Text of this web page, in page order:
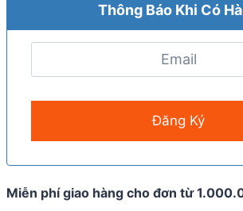
Thông Báo Khi Có
Miễn phí giao hàng cho đơn từ